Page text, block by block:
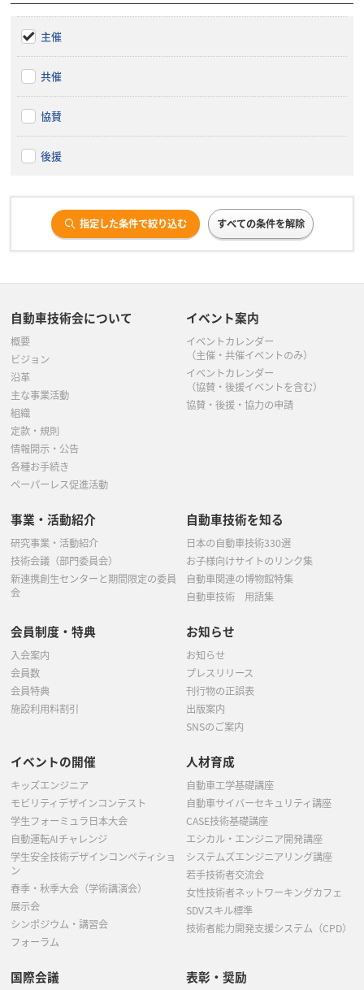
主催
共催
協賛
後援
指定した条件で絞り込む すべての条件を解除
自動車技術会について
概要
ビジョン
沿革
主な事業活動
組織
定款・規則
情報開示・公告
各種お手続き
ペーパーレス促進活動
イベント案内
イベントカレンダー
（主催・共催イベントのみ）
イベントカレンダー
（協賛・後援イベントを含む）
協賛・後援・協力の申請
事業・活動紹介
研究事業・活動紹介
技術会議（部門委員会）
新連携創生センターと期間限定の委員
会
自動車技術を知る
日本の自動車技術330選
お子様向けサイトのリンク集
自動車関連の博物館特集
自動車技術 用語集
会員制度・特典
入会案内
会員数
会員特典
施設利用料割引
お知らせ
お知らせ
プレスリリース
刊行物の正誤表
出版案内
SNSのご案内
イベントの開催
キッズエンジニア
モビリティデザインコンテスト
学生フォーミュラ日本大会
自動運転AIチャレンジ
学生安全技術デザインコンペティショ
ン
春季・秋季大会（学術講演会）
展示会
シンポジウム・講習会
フォーラム
人材育成
自動車工学基礎講座
自動車サイバーセキュリティ講座
CASE技術基礎講座
エシカル・エンジニア開発講座
システムズエンジニアリング講座
若手技術者交流会
女性技術者ネットワーキングカフェ
SDVスキル標準
技術者能力開発支援システム（CPD）
国際会議 表彰・奨励